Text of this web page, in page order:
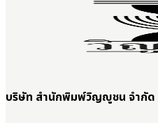
บริษัท สำนักพิมพ์วิญญูชน จำกัด